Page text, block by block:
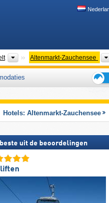
Toerismeregio's
Altenmarkt-Zauchensee
voor
de
Hotels: Altenmarkt-Zauchensee
uit de beoordelingen